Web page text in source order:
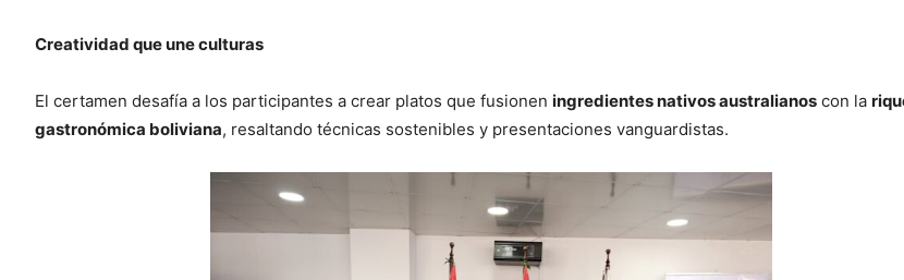
Creatividad que une culturas
El certamen desafía a los participantes a crear platos que fusioneningredientes nativos australianos con la
gastronómica boliviana, resaltando técnicas sostenibles y presentaciones vanguardistas.